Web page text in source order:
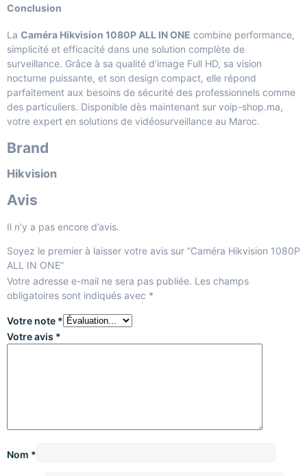
Conclusion
La Caméra Hikvision 1080P ALL IN ONE combine performance,
simplicité et efficacité dans une solution complète de
surveillance. Grâce à sa qualité d’image Full HD, sa vision
nocturne puissante, et son design compact, elle répond
parfaitement aux besoins de sécurité des professionnels comme
des particuliers. Disponible dès maintenant sur voip-shop.ma,
votre expert en solutions de vidéosurveillance au Maroc.
Brand
Hikvision
Avis
Il n’y a pas encore d’avis.
Soyez le premier à laisser votre avis sur “Caméra Hikvision 1080P
ALL IN ONE”
Votre adresse e-mail ne sera pas publiée. Les champs
obligatoires sont indiqués avec *
Votre note *
Votre avis *
Nom *